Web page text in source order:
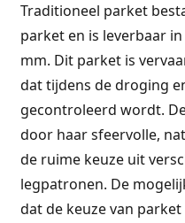
Traditioneel parket
parket en is leverbaar
mm. Dit parket is
dat tijdens de droging
gecontroleerd wordt.
door haar sfeervolle,
de ruime keuze uit
legpatronen. De
dat de keuze van